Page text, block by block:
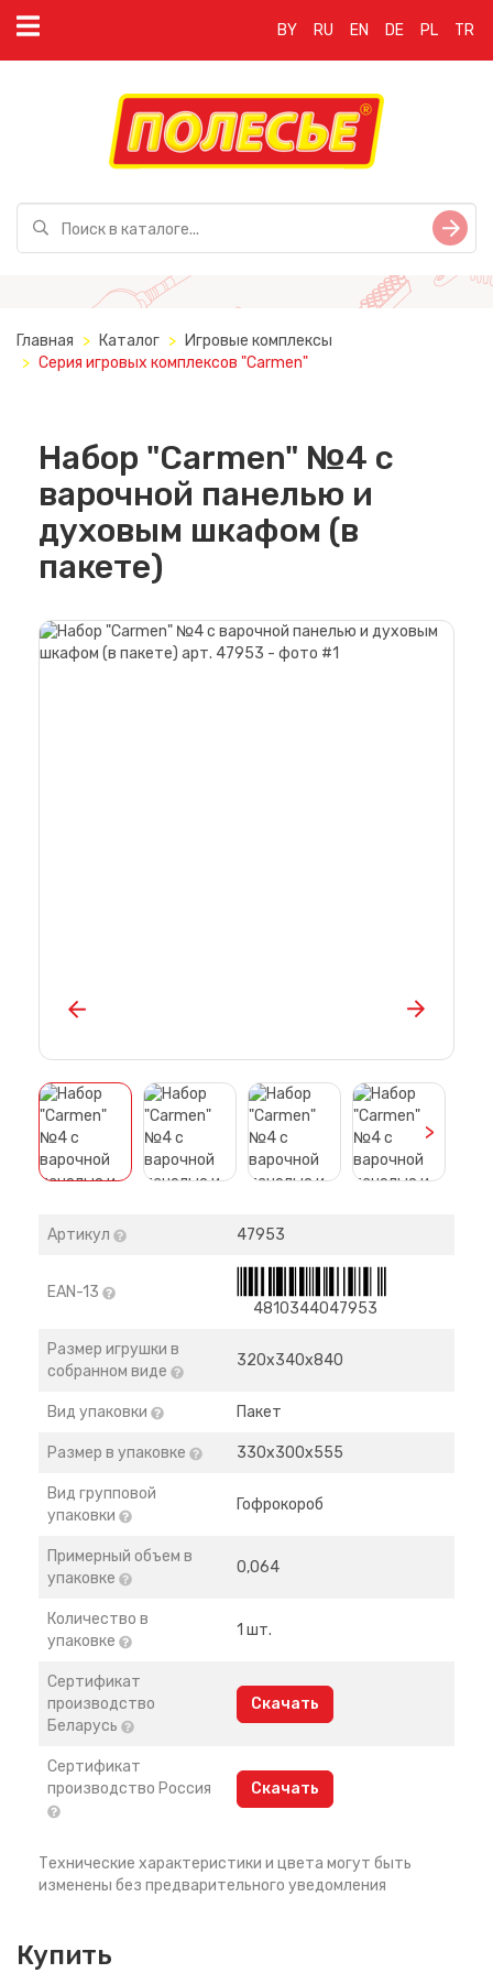
BY RU EN DE PL TR
Главная Каталог
Игровые комплексы
Серия игровых комплексов "Carmen"
Набор "Carmen" №4 с
варочной панелью и
духовым шкафом (в
пакете)
>
Артикул 47953
EAN-13
4810344047953
Размер игрушки в
собранном виде
320х340х840
Вид упаковки Пакет
Размер в упаковке 330х300х555
Вид групповой
упаковки
Гофрокороб
Примерный объем в
упаковке
0,064
Количество в
упаковке
1 шт.
Сертификат
производство
Беларусь
Скачать
Сертификат
производство Россия
Скачать
Технические характеристики и цвета могут быть
изменены без предварительного уведомления
Купить